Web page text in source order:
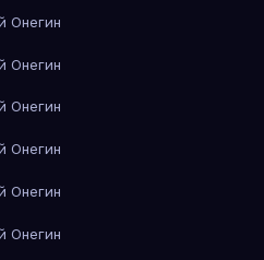
Онегин
Онегин
Онегин
Онегин
Онегин
Онегин